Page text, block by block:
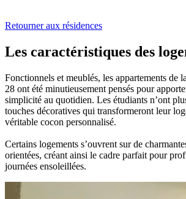
Retourner aux résidences
Les caractéristiques des
Fonctionnels et meublés, les appartements de
28 ont été minutieusement pensés pour
simplicité au quotidien. Les étudiants n’ont
touches décoratives qui transformeront leur
véritable cocon personnalisé.
Certains logements s’ouvrent sur de
orientées, créant ainsi le cadre parfait pour
journées ensoleillées.